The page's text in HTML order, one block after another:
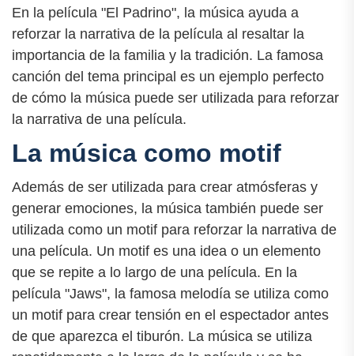
En la película "El Padrino", la música ayuda a
reforzar la narrativa de la película al resaltar la
importancia de la familia y la tradición. La famosa
canción del tema principal es un ejemplo perfecto
de cómo la música puede ser utilizada para reforzar
la narrativa de una película.
La música como motif
Además de ser utilizada para crear atmósferas y
generar emociones, la música también puede ser
utilizada como un motif para reforzar la narrativa de
una película. Un motif es una idea o un elemento
que se repite a lo largo de una película. En la
película "Jaws", la famosa melodía se utiliza como
un motif para crear tensión en el espectador antes
de que aparezca el tiburón. La música se utiliza